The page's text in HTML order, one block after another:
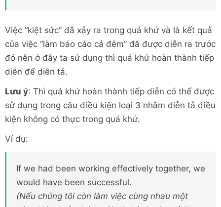
Việc “kiệt sức” đã xảy ra trong quá khứ và là kết quả
của việc “làm báo cáo cả đêm” đã được diễn ra trước
đó nên ở đây ta sử dụng thì quá khứ hoàn thành tiếp
diễn để diễn tả.
Lưu ý: Thì quá khứ hoàn thành tiếp diễn có thể được
sử dụng trong câu điều kiện loại 3 nhằm diễn tả điều
kiện không có thực trong quá khứ.
Ví dụ:
If we had been working effectively together, we
would have been successful.
(Nếu chúng tôi còn làm việc cùng nhau một